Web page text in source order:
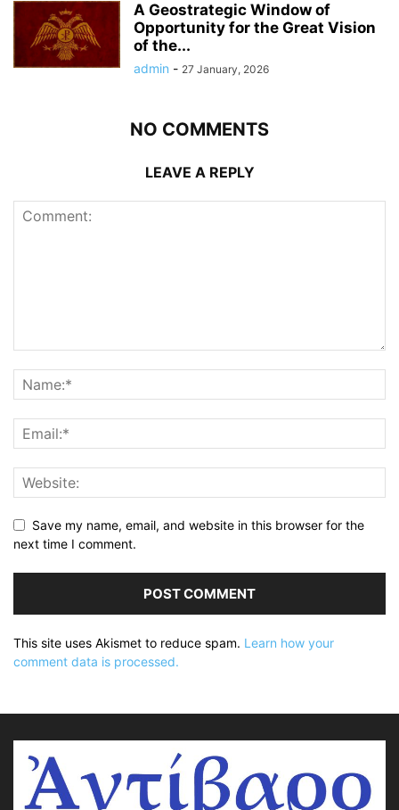
A Geostrategic Window of
Opportunity for the Great Vision
of the...
admin - 27 January, 2026
NO COMMENTS
LEAVE A REPLY
Save my name, email, and website in this browser for the
next time I comment.
This site uses Akismet to reduce spam. Learn how your
comment data is processed.